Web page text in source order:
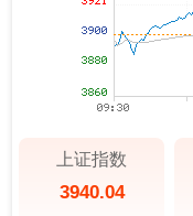
上证指数
3940.04